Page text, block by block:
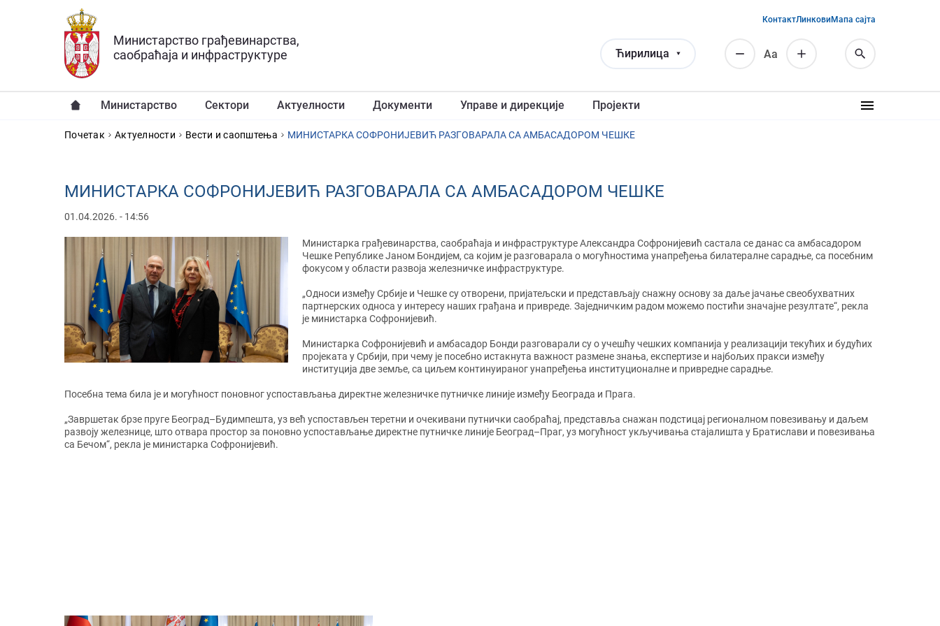
Прескочи на главни део садржаја
Министарство грађевинарства,
саобраћаја и инфраструктуре
Ћирилица Аа
КонтактЛинковиМапа сајта
Министарство Сектори Актуелности Документи Управе и дирекције Пројекти
YOU ARE HERE
Почетак Актуелности Вести и саопштења МИНИСТAРКА СОФРОНИЈЕВИЋ РАЗГОВАРАЛА СА АМБАСАДОРОМ ЧЕШКЕ
МИНИСТAРКА СОФРОНИЈЕВИЋ РАЗГОВАРАЛА СА АМБАСАДОРОМ ЧЕШКЕ
01.04.2026. - 14:56
Министарка грађевинарства, саобраћаја и инфраструктуре Александра Софронијевић састала се данас са амбасадором
Чешке Републике Јаном Бондијем, са којим је разговарала о могућностима унапређења билатералне сарадње, са посебним
фокусом у области развоја железничке инфраструктуре.
„Односи између Србије и Чешке су отворени, пријатељски и представљају снажну основу за даље јачање свеобухватних
партнерских односа у интересу наших грађана и привреде. Заједничким радом можемо постићи значајне резултате“, рекла
је министарка Софронијевић.
Министарка Софронијевић и амбасадор Бонди разговарали су о учешћу чешких компанија у реализацији текућих и будућих
пројеката у Србији, при чему је посебно истакнута важност размене знања, експертизе и најбољих пракси између
институција две земље, са циљем континуираног унапређења институционалне и привредне сарадње.
Посебна тема била је и могућност поновног успостављања директне железничке путничке линије између Београда и Прага.
„Завршетак брзе пруге Београд–Будимпешта, уз већ успостављен теретни и очекивани путнички саобраћај, представља снажан подстицај регионалном повезивању и даљем
развоју железнице, што отвара простор за поновно успостављање директне путничке линије Београд–Праг, уз могућност укључивања стајалишта у Братислави и повезивања
са Бечом“, рекла је министарка Софронијевић.